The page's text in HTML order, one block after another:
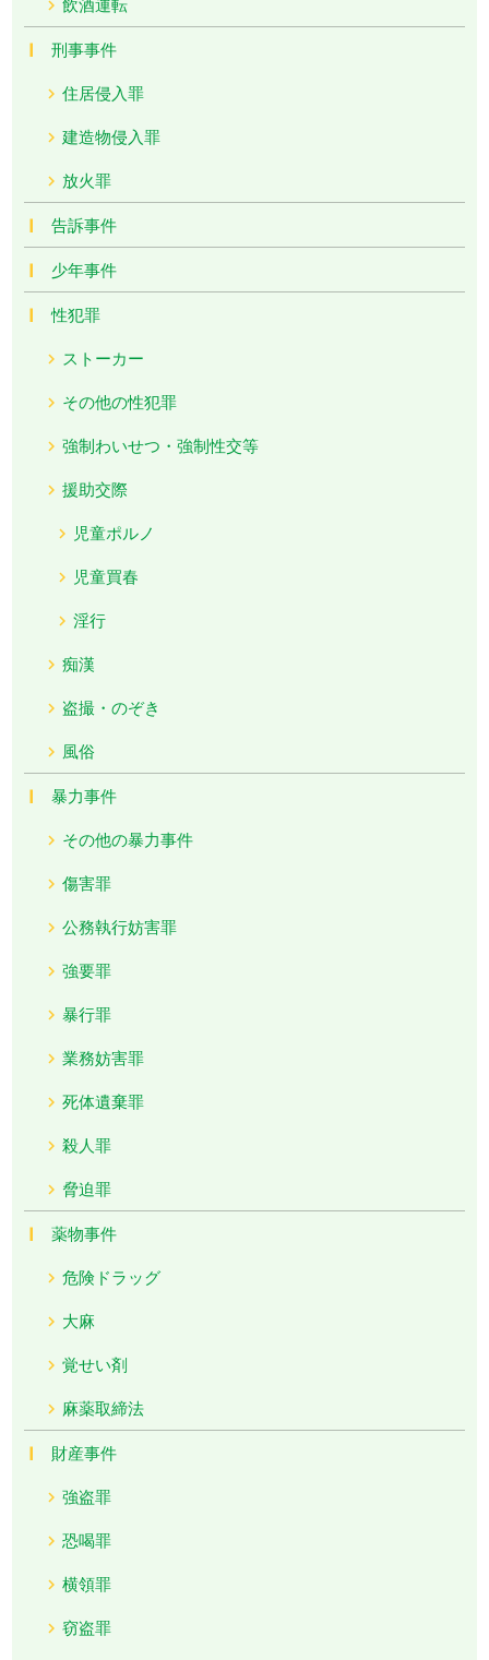
刑事事件
住居侵入罪
建造物侵入罪
放火罪
告訴事件
少年事件
性犯罪
ストーカー
その他の性犯罪
強制わいせつ・強制性交等
援助交際
児童ポルノ
児童買春
淫行
痴漢
盗撮・のぞき
風俗
暴力事件
その他の暴力事件
傷害罪
公務執行妨害罪
強要罪
暴行罪
業務妨害罪
死体遺棄罪
殺人罪
脅迫罪
薬物事件
危険ドラッグ
大麻
覚せい剤
麻薬取締法
財産事件
強盗罪
恐喝罪
横領罪
窃盗罪